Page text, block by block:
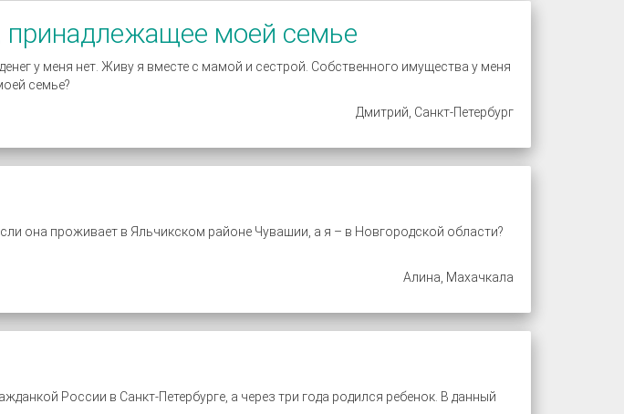
принадлежащее моей семье
у меня нет. Живу я вместе с мамой и сестрой. Собственного имущества у меня
семье?
Дмитрий, Санкт-Петербург
она проживает в Яльчикском районе Чувашии, а я – в Новгородской области?
Алина, Махачкала
России в Санкт-Петербурге, а через три года родился ребенок. В данный